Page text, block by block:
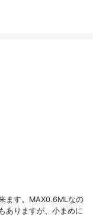
ます。MAX0.6MLなの
ありますが、小まめに